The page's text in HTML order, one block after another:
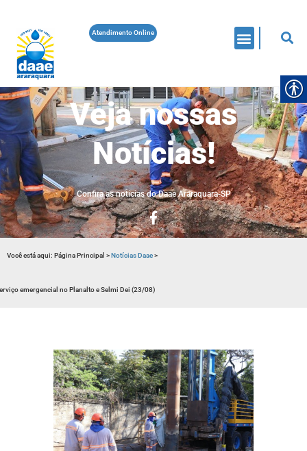
Atendimento Online
Veja nossas
Notícias!
Confira as noticias do Daae Araraquara-SP
Você está aqui: Página Principal >Notícias Daae>
emergencial no Planalto e Selmi Dei (23/08)